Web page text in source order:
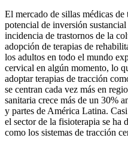
El mercado de sillas médicas
potencial de inversión
incidencia de trastornos de la
adopción de terapias de
los adultos en todo el mundo
cervical en algún momento, lo
adoptar terapias de tracción
se centran cada vez más en
sanitaria crece más de un 30%
y partes de América Latina.
el sector de la fisioterapia se
como los sistemas de tracción